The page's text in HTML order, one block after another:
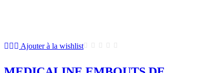
Ajouter à la wishlist